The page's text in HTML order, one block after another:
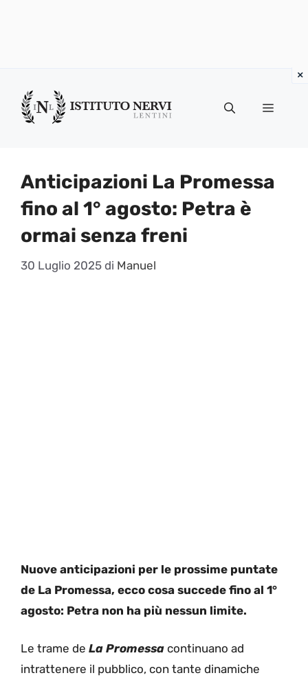
contenuto
Menu
Anticipazioni La Promessa
fino al 1° agosto: Petra è
ormai senza freni
30 Luglio 2025 di Manuel
Nuove anticipazioni per le prossime puntate
de La Promessa, ecco cosa succede fino al 1°
agosto: Petra non ha più nessun limite.
Le trame de La Promessa continuano ad
intrattenere il pubblico, con tante dinamiche